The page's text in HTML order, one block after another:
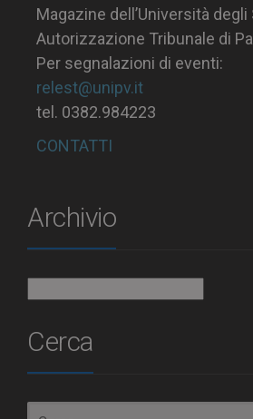
Magazine dell’Università degli
Autorizzazione Tribunale di
Per segnalazioni di eventi:
relest@unipv.it
tel. 0382.984223
CONTATTI
Archivio
Cerca